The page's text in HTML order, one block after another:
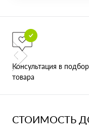
Консультация в
товара
СТОИМОСТЬ